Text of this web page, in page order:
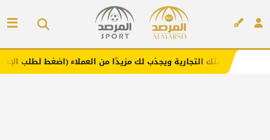
ويجذب لك مزيدًا من العملاء (اضغط لطلب الإعلان)